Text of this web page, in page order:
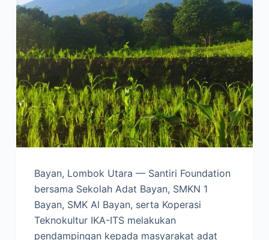
Bayan, Lombok Utara — Santiri Foundation
bersama Sekolah Adat Bayan, SMKN 1
Bayan, SMK Al Bayan, serta Koperasi
Teknokultur IKA-ITS melakukan
pendampingan kepada masyarakat adat